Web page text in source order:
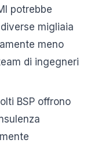
potrebbe
migliaia
meno
di ingegneri
BSP offrono